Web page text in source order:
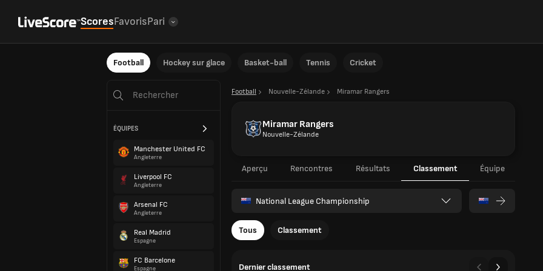
ScoresFavorisPari
Football Hockey sur glace Basket-ball Tennis Cricket
ÉQUIPES
Manchester United FC
Angleterre
Liverpool FC
Angleterre
Arsenal FC
Angleterre
Real Madrid
Espagne
FC Barcelone
Espagne
Football Nouvelle-Zélande Miramar Rangers
Miramar Rangers
Nouvelle-Zélande
Aperçu Rencontres Résultats Classement Équipe
National League Championship
Tous Classement
Dernier classement